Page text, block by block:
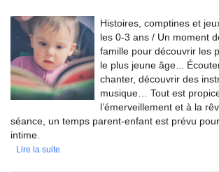
Histoires, comptines et
les 0-3 ans / Un moment
famille pour découvrir les
le plus jeune âge...
chanter, découvrir des
musique… Tout est
l’émerveillement et à la
séance, un temps parent-enfant est prévu
intime.
Lire la suite